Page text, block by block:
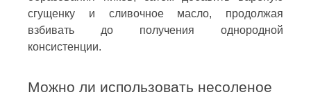
сгущенку и сливочное масло, продолжая
взбивать до получения однородной
консистенции.
Можно ли использовать несоленое